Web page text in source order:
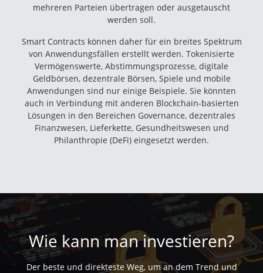
mehreren Parteien übertragen oder ausgetauscht
werden soll.
Smart Contracts können daher für ein breites Spektrum
von Anwendungsfällen erstellt werden. Tokenisierte
Vermögenswerte, Abstimmungsprozesse, digitale
Geldbörsen, dezentrale Börsen, Spiele und mobile
Anwendungen sind nur einige Beispiele. Sie könnten
auch in Verbindung mit anderen Blockchain-basierten
Lösungen in den Bereichen Governance, dezentrales
Finanzwesen, Lieferkette, Gesundheitswesen und
Philanthropie (DeFi) eingesetzt werden.
Wie kann man investieren?
Der beste und direkteste Weg, um an dem Trend und